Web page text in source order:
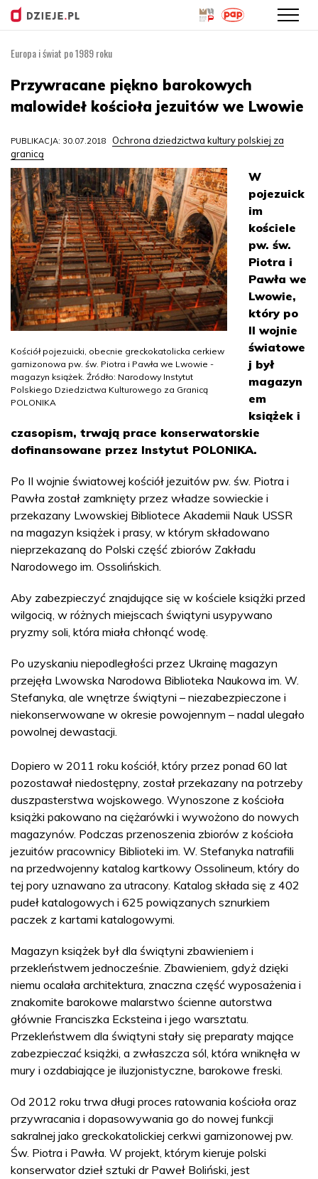
treści
Europa i świat po 1989 roku
Przywracane piękno barokowych
malowideł kościoła jezuitów we Lwowie
PUBLIKACJA: 30.07.2018
Ochrona dziedzictwa kultury polskiej za
granicą
Kościół pojezuicki, obecnie greckokatolicka cerkiew
garnizonowa pw. św. Piotra i Pawła we Lwowie -
magazyn książek. Źródło: Narodowy Instytut
Polskiego Dziedzictwa Kulturowego za Granicą
POLONIKA
W
pojezuick
im
kościele
pw. św.
Piotra i
Pawła we
Lwowie,
który po
II wojnie
światowe
j był
magazyn
em
książek i
czasopism, trwają prace konserwatorskie
dofinansowane przez Instytut POLONIKA.
Po II wojnie światowej kościół jezuitów pw. św. Piotra i
Pawła został zamknięty przez władze sowieckie i
przekazany Lwowskiej Bibliotece Akademii Nauk USSR
na magazyn książek i prasy, w którym składowano
nieprzekazaną do Polski część zbiorów Zakładu
Narodowego im. Ossolińskich.
Aby zabezpieczyć znajdujące się w kościele książki przed
wilgocią, w różnych miejscach świątyni usypywano
pryzmy soli, która miała chłonąć wodę.
Po uzyskaniu niepodległości przez Ukrainę magazyn
przejęła Lwowska Narodowa Biblioteka Naukowa im. W.
Stefanyka, ale wnętrze świątyni – niezabezpieczone i
niekonserwowane w okresie powojennym – nadal ulegało
powolnej dewastacji.
Dopiero w 2011 roku kościół, który przez ponad 60 lat
pozostawał niedostępny, został przekazany na potrzeby
duszpasterstwa wojskowego. Wynoszone z kościoła
książki pakowano na ciężarówki i wywożono do nowych
magazynów. Podczas przenoszenia zbiorów z kościoła
jezuitów pracownicy Biblioteki im. W. Stefanyka natrafili
na przedwojenny katalog kartkowy Ossolineum, który do
tej pory uznawano za utracony. Katalog składa się z 402
pudeł katalogowych i 625 powiązanych sznurkiem
paczek z kartami katalogowymi.
Magazyn książek był dla świątyni zbawieniem i
przekleństwem jednocześnie. Zbawieniem, gdyż dzięki
niemu ocalała architektura, znaczna część wyposażenia i
znakomite barokowe malarstwo ścienne autorstwa
głównie Franciszka Ecksteina i jego warsztatu.
Przekleństwem dla świątyni stały się preparaty mające
zabezpieczać książki, a zwłaszcza sól, która wniknęła w
mury i ozdabiające je iluzjonistyczne, barokowe freski.
Od 2012 roku trwa długi proces ratowania kościoła oraz
przywracania i dopasowywania go do nowej funkcji
sakralnej jako greckokatolickiej cerkwi garnizonowej pw.
Św. Piotra i Pawła. W projekt, którym kieruje polski
konserwator dzieł sztuki dr Paweł Boliński, jest